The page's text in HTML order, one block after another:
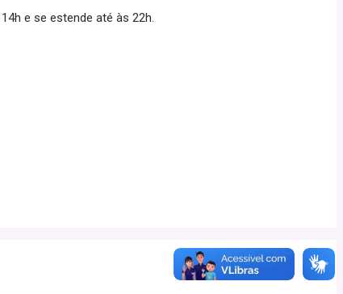
e se estende até às 22h.